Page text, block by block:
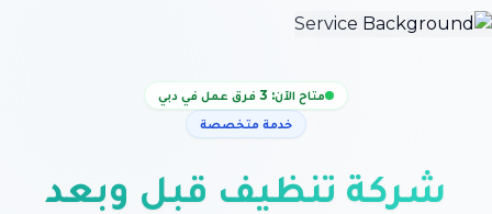
متاح الآن: 3 فرق عمل في دبي
خدمة متخصصة
شركة تنظيف قبل وبعد